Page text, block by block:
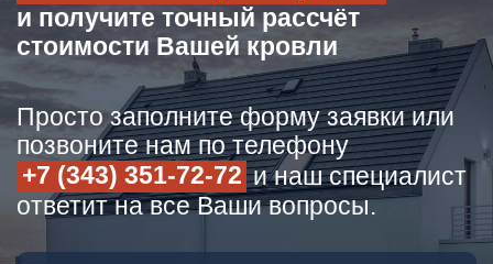
и получите точный рассчёт
стоимости Вашей кровли
Просто заполните форму заявки или
позвоните нам по телефону
+7 (343) 351-72-72 и наш специалист
ответит на все Ваши вопросы.